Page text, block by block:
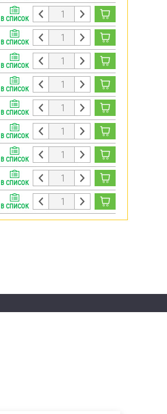
В СПИСОК
В СПИСОК
В СПИСОК
В СПИСОК
В СПИСОК
В СПИСОК
В СПИСОК
В СПИСОК
В СПИСОК